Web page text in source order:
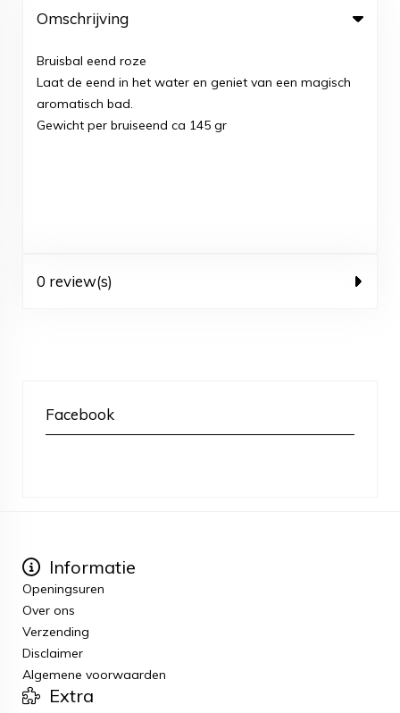
Omschrijving
Bruisbal eend roze
Laat de eend in het water en geniet van een magisch
aromatisch bad.
Gewicht per bruiseend ca 145 gr
0 review(s)
Facebook
Informatie
Openingsuren
Over ons
Verzending
Disclaimer
Algemene voorwaarden
Extra